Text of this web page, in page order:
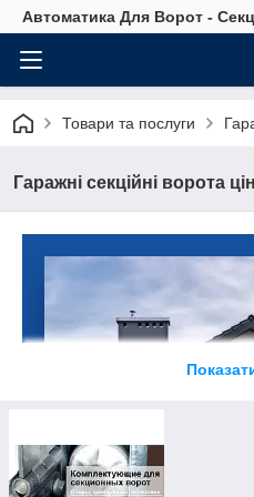
Автоматика Для Ворот -
Товари та послуги
Гаражні секційні ворота